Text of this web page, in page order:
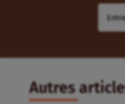
Autres